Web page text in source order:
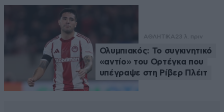
ΑΘΛΗΤΙΚΑ 23 λ. πριν
Ολυμπιακός: Το συγκινητικό
«αντίο» του Ορτέγκα που
υπέγραψε στη Ρίβερ Πλέιτ